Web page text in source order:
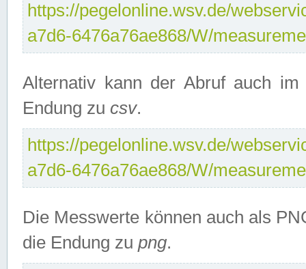
https://pegelonline.wsv.de/
a7d6-6476a76ae868/W/
Alternativ kann der Abruf auch
Endung zu csv.
https://pegelonline.wsv.de/
a7d6-6476a76ae868/W/
Die Messwerte können auch als
die Endung zu png.